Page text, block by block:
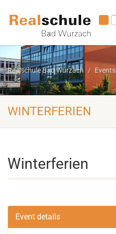
Realschule Bad Wurzach Events
WINTERFERIEN
Winterferien
Event details